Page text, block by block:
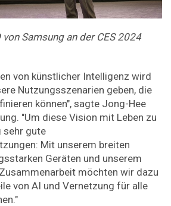
von Samsung an der CES 2024
von künstlicher Intelligenz wird
Nutzungsszenarien geben, die
können", sagte Jong-Hee
"Um diese Vision mit Leben zu
sehr gute
Mit unserem breiten
Geräten und unserem
möchten wir dazu
von AI und Vernetzung für alle